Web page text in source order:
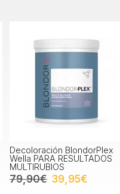
Decoloración BlondorPlex
Wella PARA RESULTADOS
MULTIRUBIOS
79,90€ 39,95€